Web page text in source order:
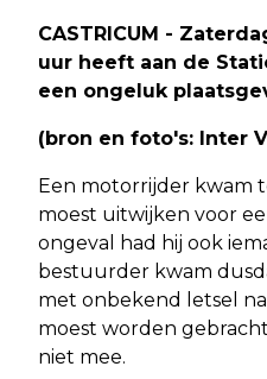
CASTRICUM -
uur heeft aan de
een ongeluk
(bron en foto's: Inter
Een motorrijder kwam
moest uitwijken voor
ongeval had hij ook
bestuurder kwam
met onbekend letsel
moest worden
niet mee.